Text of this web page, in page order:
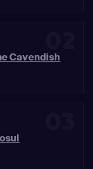
Cavendish